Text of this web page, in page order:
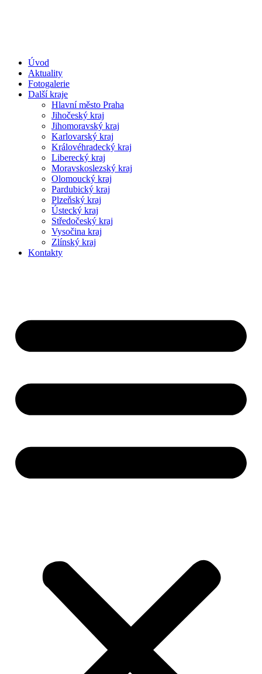
Úvod
Aktuality
Fotogalerie
Další kraje
Hlavní město Praha
Jihočeský kraj
Jihomoravský kraj
Karlovarský kraj
Královéhradecký kraj
Liberecký kraj
Moravskoslezský kraj
Olomoucký kraj
Pardubický kraj
Plzeňský kraj
Ústecký kraj
Středočeský kraj
Vysočina kraj
Zlínský kraj
Kontakty